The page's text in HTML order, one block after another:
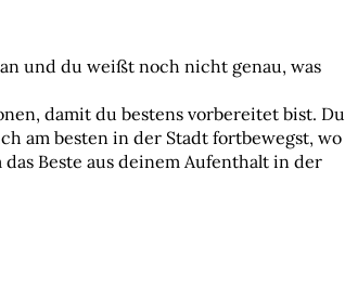
und du weißt noch nicht genau, was
damit du bestens vorbereitet bist. Du
am besten in der Stadt fortbewegst, wo
Beste aus deinem Aufenthalt in der